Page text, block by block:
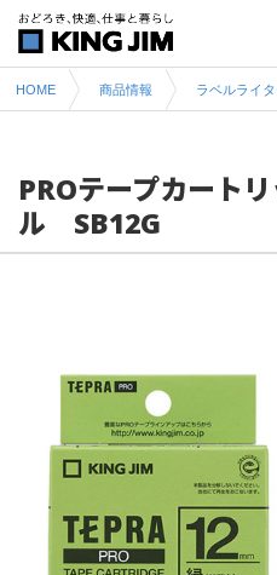
HOME 商品情報 ラベルライ
PROテープカート
ル SB12G